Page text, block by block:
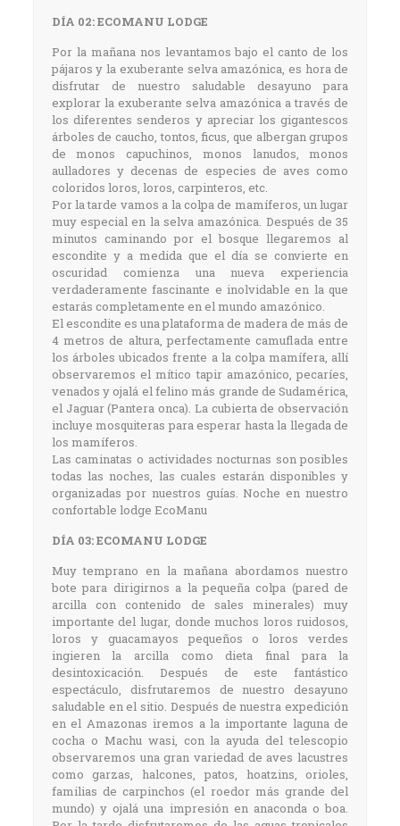
DÍA 02: ECOMANU LODGE
Por la mañana nos levantamos bajo el canto de los
pájaros y la exuberante selva amazónica, es hora de
disfrutar de nuestro saludable desayuno para
explorar la exuberante selva amazónica a través de
los diferentes senderos y apreciar los gigantescos
árboles de caucho, tontos, ficus, que albergan grupos
de monos capuchinos, monos lanudos, monos
aulladores y decenas de especies de aves como
coloridos loros, loros, carpinteros, etc.
Por la tarde vamos a la colpa de mamíferos, un lugar
muy especial en la selva amazónica. Después de 35
minutos caminando por el bosque llegaremos al
escondite y a medida que el día se convierte en
oscuridad comienza una nueva experiencia
verdaderamente fascinante e inolvidable en la que
estarás completamente en el mundo amazónico.
El escondite es una plataforma de madera de más de
4 metros de altura, perfectamente camuflada entre
los árboles ubicados frente a la colpa mamífera, allí
observaremos el mítico tapir amazónico, pecaríes,
venados y ojalá el felino más grande de Sudamérica,
el Jaguar (Pantera onca). La cubierta de observación
incluye mosquiteras para esperar hasta la llegada de
los mamíferos.
Las caminatas o actividades nocturnas son posibles
todas las noches, las cuales estarán disponibles y
organizadas por nuestros guías. Noche en nuestro
confortable lodge EcoManu
DÍA 03: ECOMANU LODGE
Muy temprano en la mañana abordamos nuestro
bote para dirigirnos a la pequeña colpa (pared de
arcilla con contenido de sales minerales) muy
importante del lugar, donde muchos loros ruidosos,
loros y guacamayos pequeños o loros verdes
ingieren la arcilla como dieta final para la
desintoxicación. Después de este fantástico
espectáculo, disfrutaremos de nuestro desayuno
saludable en el sitio. Después de nuestra expedición
en el Amazonas iremos a la importante laguna de
cocha o Machu wasi, con la ayuda del telescopio
observaremos una gran variedad de aves lacustres
como garzas, halcones, patos, hoatzins, orioles,
familias de carpinchos (el roedor más grande del
mundo) y ojalá una impresión en anaconda o boa.